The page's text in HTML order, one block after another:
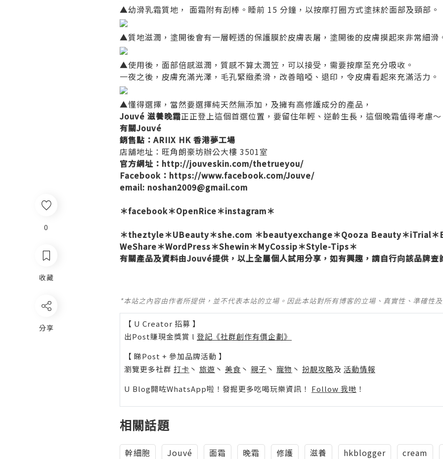
0
收藏
分享
▲幼滑乳霜質地， 面霜附有刮棒。睡前 15 分鐘，以按摩打圈方式塗抹於面部及頸部。
▲質地滋潤，塗開後會有一層輕透的保護膜於皮膚表屠，塗開後的皮膚摸起來非常細滑
▲使用後，面部倍感滋潤，質感不算太潤笠，可以接受，需要按摩至充分吸收。
一夜之後，皮膚充滿光澤，毛孔緊緻柔滑，改善暗啞、退印，令皮膚看起來充滿活力。
▲懂得選擇，當然要選擇純天然無添加，及擁有高修護成分的產品，
Jouvé 滋養晚霜正正登上這個首選位置，要留住年輕、逆齡生長，這個晚霜值得考慮～
有關Jouvé
銷售點：ARIIX HK 香港夢工場
店舖地址：旺角朗豪坊辦公大樓 3501室
官方網址： http://jouveskin.com/thetrueyou/
Facebook： https://www.facebook.com/Jouve/
email: noshan2009@gmail.com
＊facebook＊OpenRice＊instagram＊
＊theztyle＊UBeauty＊she.com ＊beautyexchange＊Qooza Beauty＊iTrial＊
WeShare＊WordPress＊Shewin＊MyCossip＊Style-Tips＊
有關產品及資料由Jouvé提供，以上全屬個人試用分享，如有興趣，請自行向該品牌查
*本站之內容由作者所提供，並不代表本站的立場。因此本站對所有博客的立場、真實性、準確性
【 U Creator 招募 】
出Post賺現金獎賞 l 登記《社群創作有價企劃》
【 睇Post + 參加品牌活動 】
瀏覽更多社群 打卡 丶 旅遊 丶 美食 丶 親子 丶 寵物 丶 扮靚攻略及 活動情報
U Blog開咗WhatsApp啦！發掘更多吃喝玩樂資訊！ Follow 我哋 ！
相關話題
幹細胞 Jouvé 面霜 晚霜 修護 滋養 hkblogger cream